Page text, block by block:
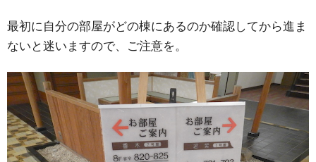
最初に自分の部屋がどの棟にあるのか確認してから進ま
ないと迷いますので、ご注意を。